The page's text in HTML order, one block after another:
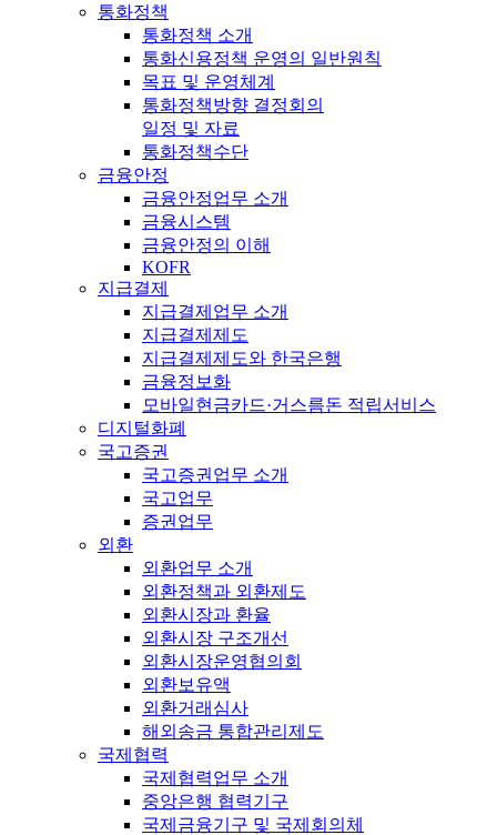
통화정책
통화정책 소개
통화신용정책 운영의 일반원칙
목표 및 운영체계
통화정책방향 결정회의
일정 및 자료
통화정책수단
금융안정
금융안정업무 소개
금융시스템
금융안정의 이해
KOFR
지급결제
지급결제업무 소개
지급결제제도
지급결제제도와 한국은행
금융정보화
모바일현금카드·거스름돈 적립서비스
디지털화폐
국고증권
국고증권업무 소개
국고업무
증권업무
외환
외환업무 소개
외환정책과 외환제도
외환시장과 환율
외환시장 구조개선
외환시장운영협의회
외환보유액
외환거래심사
해외송금 통합관리제도
국제협력
국제협력업무 소개
중앙은행 협력기구
국제금융기구 및 국제회의체